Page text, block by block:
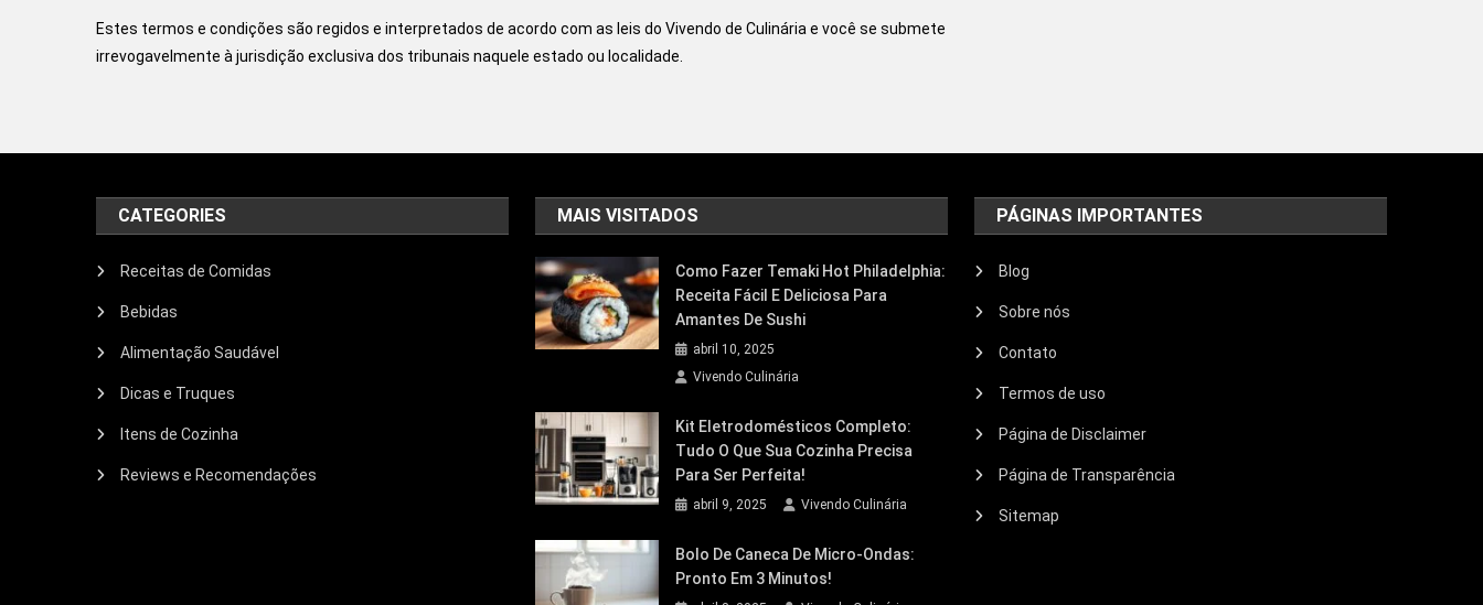
Estes termos e condições são regidos e interpretados de acordo com as leis do Vivendo de Culinária e você se submete
irrevogavelmente à jurisdição exclusiva dos tribunais naquele estado ou localidade.
CATEGORIES
Receitas de Comidas
Bebidas
Alimentação Saudável
Dicas e Truques
Itens de Cozinha
Reviews e Recomendações
MAIS VISITADOS
Como Fazer Temaki Hot Philadelphia:
Receita Fácil E Deliciosa Para
Amantes De Sushi
abril 10, 2025
Vivendo Culinária
Kit Eletrodomésticos Completo:
Tudo O Que Sua Cozinha Precisa
Para Ser Perfeita!
abril 9, 2025 Vivendo Culinária
Bolo De Caneca De Micro-Ondas:
Pronto Em 3 Minutos!
PÁGINAS IMPORTANTES
Blog
Sobre nós
Contato
Termos de uso
Página de Disclaimer
Página de Transparência
Sitemap